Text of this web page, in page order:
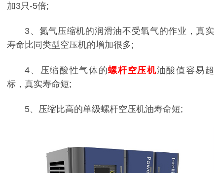
加3只-5倍;
3、氮气压缩机的润滑油不受氧气的作业，真实
寿命比同类型空压机的增加很多;
4、压缩酸性气体的螺杆空压机油酸值容易超
标，真实寿命短;
5、压缩比高的单级螺杆空压机油寿命短;